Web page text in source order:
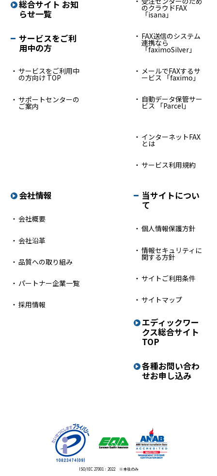
総合サイト お知
らせ一覧
サービスをご利
用中の方
サービスをご利用中
の方向け TOP
サポートセンターの
ご案内
のクラウドFAX
「isana」
FAX送信のシステム
連携なら
「faximoSilver」
メールでFAXするサ
ービス 「faximo」
自動データ保管サー
ビス 「Parcel」
インターネットFAX
とは
サービス利用規約
会社情報
会社概要
会社沿革
品質への取り組み
パートナー企業一覧
採用情報
当サイトについ
て
個人情報保護方針
情報セキュリティに
関する方針
サイトご利用条件
サイトマップ
エディックワー
クス総合サイト
TOP
各種お問い合わ
せお申し込み
ISO/IEC 27001：2022 ※本社のみ